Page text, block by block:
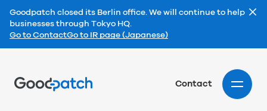
Goodpatch closed its Berlin office. We will continue to help
businesses through Tokyo HQ.
Go to ContactGo to IR page (Japanese)
Contact